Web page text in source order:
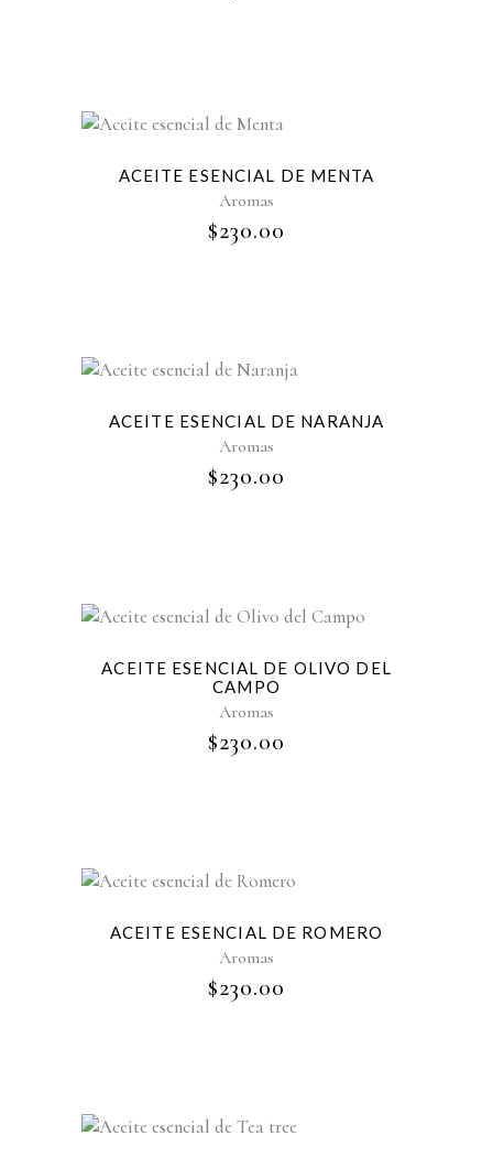
ACEITE ESENCIAL DE MENTA
Aromas
$230.00
ACEITE ESENCIAL DE NARANJA
Aromas
$230.00
ACEITE ESENCIAL DE OLIVO DEL
CAMPO
Aromas
$230.00
ACEITE ESENCIAL DE ROMERO
Aromas
$230.00